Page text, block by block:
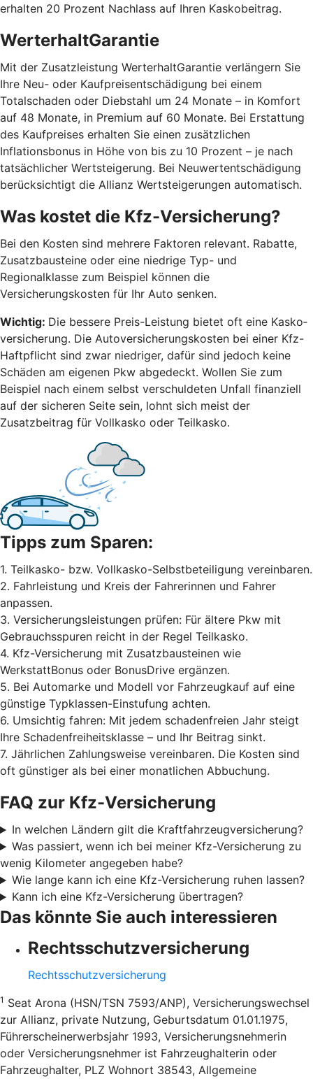
erhalten 20 Prozent Nachlass auf Ihren Kaskobeitrag.
WerterhaltGarantie
Mit der Zusatzleistung WerterhaltGarantie verlängern Sie
Ihre Neu- oder Kaufpreisentschädigung bei einem
Totalschaden oder Diebstahl um 24 Monate – in Komfort
auf 48 Monate, in Premium auf 60 Monate. Bei Erstattung
des Kaufpreises erhalten Sie einen zusätzlichen
Inflationsbonus in Höhe von bis zu 10 Prozent – je nach
tatsächlicher Wertsteigerung. Bei Neuwertentschädigung
berücksichtigt die Allianz Wertsteigerungen automatisch.
Was kostet die Kfz-Versicherung?
Bei den Kosten sind mehrere Faktoren relevant. Rabatte,
Zusatzbausteine oder eine niedrige Typ- und
Regionalklasse zum Beispiel können die
Versicherungskosten für Ihr Auto senken.
Wichtig: Die bessere Preis-Leistung bietet oft eine Kasko­
versicherung. Die Autoversicherungskosten bei einer Kfz-
Haftpflicht sind zwar niedriger, dafür sind jedoch keine
Schäden am eigenen Pkw abgedeckt. Wollen Sie zum
Beispiel nach einem selbst ver­schuldeten Unfall finanziell
auf der sicheren Seite sein, lohnt sich meist der
Zusatzbeitrag für Vollkasko oder Teilkasko.
Tipps zum Sparen:
1. Teilkasko- bzw. Vollkasko-Selbstbeteiligung vereinbaren.
2. Fahrleistung und Kreis der Fahrerinnen und Fahrer
anpassen.
3. Versicherungsleistungen prüfen: Für ältere Pkw mit
Gebrauchsspuren reicht in der Regel Teilkasko.
4. Kfz-Versicherung mit Zusatzbausteinen wie
WerkstattBonus oder BonusDrive ergänzen.
5. Bei Automarke und Modell vor Fahrzeugkauf auf eine
günstige Typklassen-Einstufung achten.
6. Umsichtig fahren: Mit jedem schadenfreien Jahr steigt
Ihre Schadenfreiheitsklasse – und Ihr Beitrag sinkt.
7. Jährlichen Zahlungsweise vereinbaren. Die Kosten sind
oft günstiger als bei einer monatlichen Abbuchung.
FAQ zur Kfz-Versicherung
In welchen Ländern gilt die Kraftfahrzeugversicherung?
Was passiert, wenn ich bei meiner Kfz-Versicherung zu
wenig Kilometer angegeben habe?
Wie lange kann ich eine Kfz-Versicherung ruhen lassen?
Kann ich eine Kfz-Versicherung übertragen?
Das könnte Sie auch interessieren
Rechtsschutzversicherung
Rechtsschutzversicherung
1 Seat Arona (HSN/TSN 7593/ANP), Versicherungswechsel
zur Allianz, private Nutzung, Geburtsdatum 01.01.1975,
Führerscheinerwerbsjahr 1993, Versicherungsnehmerin
oder Versicherungsnehmer ist Fahrzeughalterin oder
Fahrzeughalter, PLZ Wohnort 38543, Allgemeine